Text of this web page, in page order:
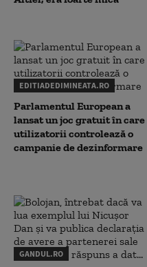
EDITIADEDIMINEATA.RO
Parlamentul European a
lansat un joc gratuit în care
utilizatorii controlează o
campanie de dezinformare
GANDUL.RO